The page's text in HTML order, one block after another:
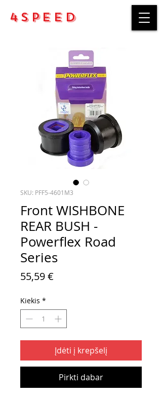
4Speed
SKU: PFF5-4601M3
Front WISHBONE
REAR BUSH -
Powerflex Road
Series
55,59 €
Kiekis *
Įdėti į krepšelį
Pirkti dabar